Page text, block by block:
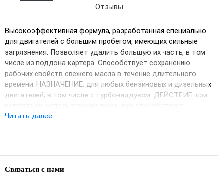
Отзывы
Высокоэффективная формула, разработанная специально
для двигателей с большим пробегом, имеющих сильные
загрязнения. Позволяет удалить большую их часть, в том
числе из поддона картера. Способствует сохранению
рабочих свойств свежего масла в течение длительного
времени. НАЗНАЧЕНИЕ: для любых бензиновых и дизельных
двигателей, в том числе с турбонаддувом. ДЕЙСТВИЕ: при
восстановлению характеристик двигателя, снижению
шлаки, продукты окисления из каналов системы
смазки и с внутренних полостей двигателя.
Читать далее
Связаться с нами